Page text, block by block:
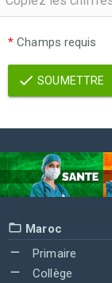
* Champs requis
SOUMETTRE
Maroc
Primaire
Collège